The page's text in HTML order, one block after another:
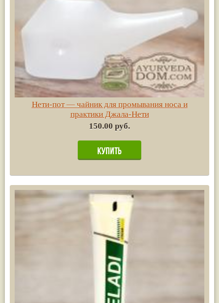
Нети-пот — чайник для промывания носа и
практики Джала-Нети
150.00 руб.